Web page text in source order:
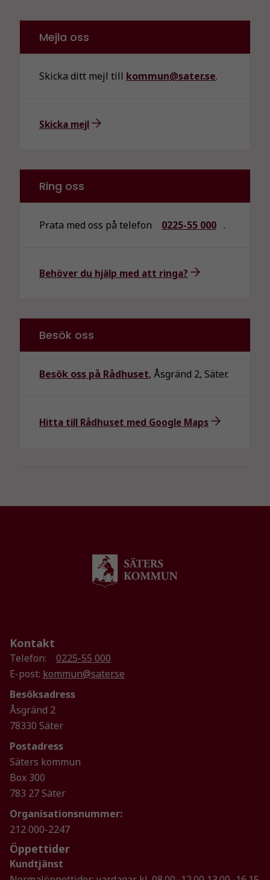
Mejla oss
Skicka ditt mejl till kommun@sater.se.
Skicka mejl
Ring oss
Prata med oss på telefon 0225-55 000 .
Behöver du hjälp med att ringa?
Besök oss
Besök oss på Rådhuset, Åsgränd 2, Säter.
Hitta till Rådhuset med Google Maps
Kontakt
Telefon:
0225-55 000
E-post: kommun@sater.se
Besöksadress
Åsgränd 2
78330 Säter
Postadress
Säters kommun
Box 300
783 27 Säter
Organisationsnummer:
212 000-2247
Öppettider
Kundtjänst